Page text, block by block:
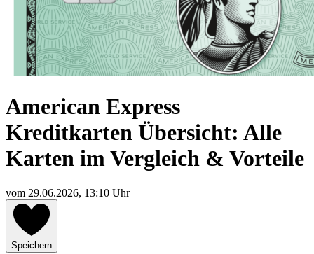
American Express
Kreditkarten Übersicht: Alle
Karten im Vergleich & Vorteile
vom 29.06.2026, 13:10 Uhr
Speichern